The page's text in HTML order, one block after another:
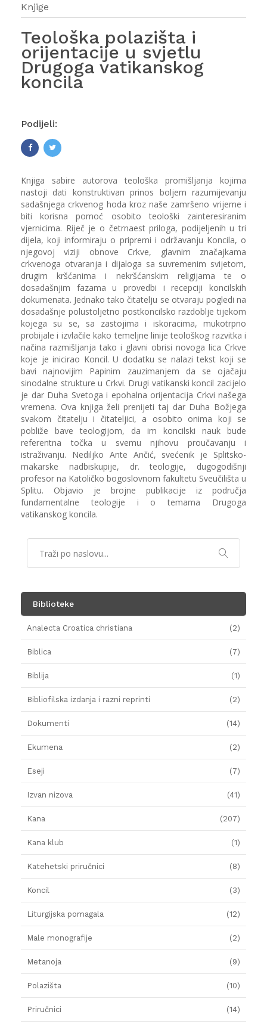
Knjige
Teološka polazišta i
orijentacije u svjetlu
Drugoga vatikanskog
koncila
Podijeli:
Knjiga sabire autorova teološka promišljanja kojima
nastoji dati konstruktivan prinos boljem razumijevanju
sadašnjega crkvenog hoda kroz naše zamršeno vrijeme i
biti korisna pomoć osobito teološki zainteresiranim
vjernicima. Riječ je o četrnaest priloga, podijeljenih u tri
dijela, koji informiraju o pripremi i održavanju Koncila, o
njegovoj viziji obnove Crkve, glavnim značajkama
crkvenoga otvaranja i dijaloga sa suvremenim svijetom,
drugim kršćanima i nekršćanskim religijama te o
dosadašnjim fazama u provedbi i recepciji koncilskih
dokumenata. Jednako tako čitatelju se otvaraju pogledi na
dosadašnje polustoljetno postkoncilsko razdoblje tijekom
kojega su se, sa zastojima i iskoracima, mukotrpno
probijale i izvlačile kako temeljne linije teološkog razvitka i
načina razmišljanja tako i glavni obrisi novoga lica Crkve
koje je inicirao Koncil. U dodatku se nalazi tekst koji se
bavi najnovijim Papinim zauzimanjem da se ojačaju
sinodalne strukture u Crkvi. Drugi vatikanski koncil zacijelo
je dar Duha Svetoga i epohalna orijentacija Crkvi našega
vremena. Ova knjiga želi prenijeti taj dar Duha Božjega
svakom čitatelju i čitateljici, a osobito onima koji se
pobliže bave teologijom, da im koncilski nauk bude
referentna točka u svemu njihovu proučavanju i
istraživanju. Nediljko Ante Ančić, svećenik je Splitsko-
makarske nadbiskupije, dr. teologije, dugogodišnji
profesor na Katoličko bogoslovnom fakultetu Sveučilišta u
Splitu. Objavio je brojne publikacije iz područja
fundamentalne teologije i o temama Drugoga
vatikanskog koncila.
Biblioteke
Analecta Croatica christiana (2)
Biblica (7)
Biblija (1)
Bibliofilska izdanja i razni reprinti (2)
Dokumenti (14)
Ekumena (2)
Eseji (7)
Izvan nizova (41)
Kana (207)
Kana klub (1)
Katehetski priručnici (8)
Koncil (3)
Liturgijska pomagala (12)
Male monografije (2)
Metanoja (9)
Polazišta (10)
Priručnici (14)